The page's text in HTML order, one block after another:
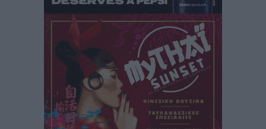
«Στέρεψε» η αγορά από πινακίδες κυκλοφορίας:
Χιλιάδες αυτοκίνητα παραμένουν αταξινόμητα – Λύση
αναζητά το υπουργείο
πριν 2 ώρες
Νέες τουρκικές παραβιάσεις στο Αιγαίο – Μία
εμπλοκή με ελληνικά μαχητικά